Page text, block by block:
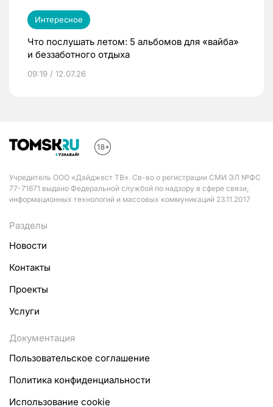
Интересное
Что послушать летом: 5 альбомов для «вайба»
и беззаботного отдыха
09:19 / 12.07.26
Учредитель ООО «Дайджест ТВ». Св-во о регистрации СМИ ЭЛ №ФС
77-71671 выдано Федеральной службой по надзору в сфере связи,
информационных технологий и массовых коммуникаций 23.11.2017
Разделы
Новости
Контакты
Проекты
Услуги
Документация
Пользовательское соглашение
Политика конфиденциальности
Использование cookie